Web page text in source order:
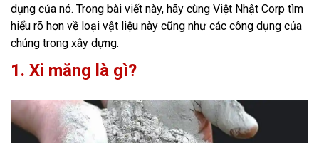
dụng của nó. Trong bài viết này, hãy cùng Việt Nhật Corp tìm
hiểu rõ hơn về loại vật liệu này cũng như các công dụng của
chúng trong xây dựng.
1. Xi măng là gì?